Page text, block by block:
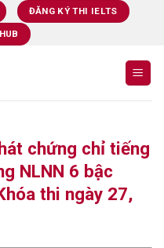
ĐĂNG KÝ THI IELTS
chứng chỉ tiếng
NLNN 6 bậc
thi ngày 27,